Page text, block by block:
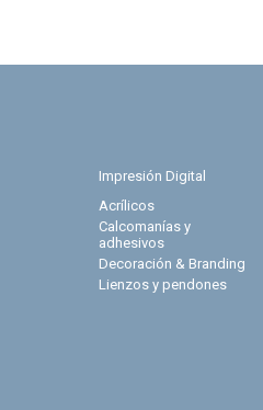
Impresión Digital
Acrílicos
Calcomanías y
adhesivos
Decoración & Branding
Lienzos y pendones